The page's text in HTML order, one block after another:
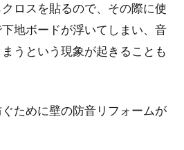
ションポストに表札を付けるメ
表札をつけていないマンションが増えて
ロスを貼るので、その際に使
地ボードが浮いてしまい、音
うという現象が起きることも
ために壁の防音リフォームが